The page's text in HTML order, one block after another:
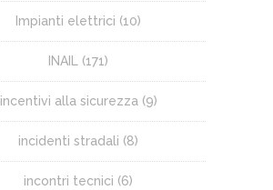
Impianti elettrici (10)
INAIL (171)
incentivi alla sicurezza (9)
incidenti stradali (8)
incontri tecnici (6)